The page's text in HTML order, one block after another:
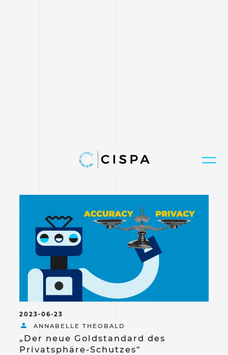
2023-06-23
ANNABELLE THEOBALD
„Der neue Goldstandard des
Privatsphäre-Schutzes“